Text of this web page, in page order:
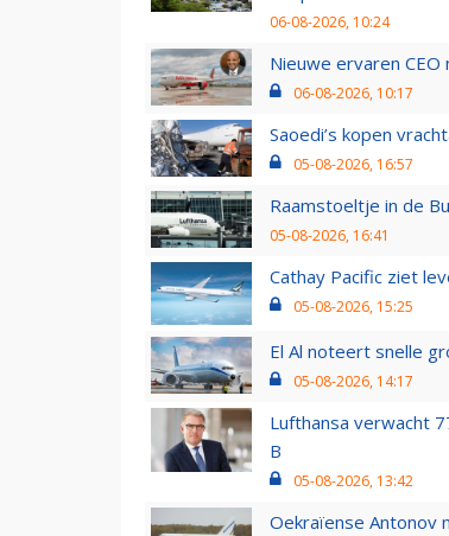
06-08-2026, 10:24
Nieuwe ervaren
06-08-2026, 10:17
Saoedi’s kopen
05-08-2026, 16:57
Raamstoeltje in de
05-08-2026, 16:41
Cathay Pacific ziet
05-08-2026, 15:25
El Al noteert snelle
05-08-2026, 14:17
Lufthansa verwacht
B
05-08-2026, 13:42
Oekraïense Antonov